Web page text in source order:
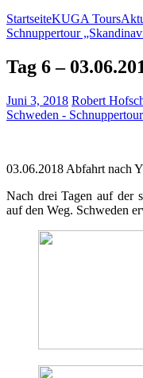
StartseiteKUGA Tours
Schnuppertour
Tag 6 –
Juni 3, 2018 Robert
Schweden -
03.06.2018 Abfahrt nach
Nach drei Tagen auf der
auf den Weg. Schweden